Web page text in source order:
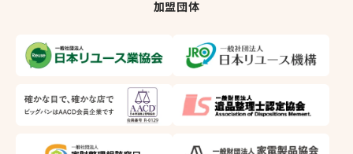
加盟団体